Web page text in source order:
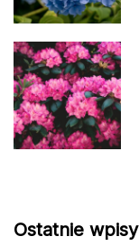
Ostatnie wpisy